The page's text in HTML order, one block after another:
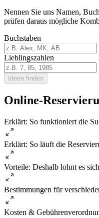
Nennen Sie uns Namen,
prüfen daraus mögliche
Buchstaben
Lieblingszahlen
Ideen finden
Online-
Erklärt: So funktioniert die
Erklärt: So läuft die
Vorteile: Deshalb lohnt es
Bestimmungen für
Kosten &